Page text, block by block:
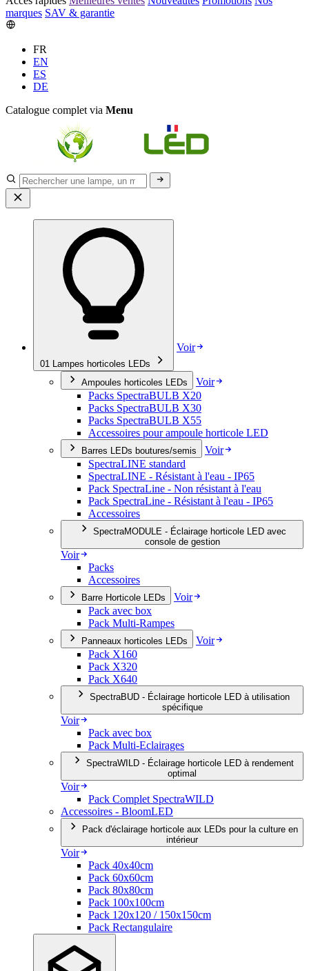
marques SAV & garantie
FR
EN
ES
DE
Catalogue complet via Menu
01 Lampes horticoles LEDs
Voir
Ampoules horticoles LEDs
Voir
Packs SpectraBULB X20
Packs SpectraBULB X30
Packs SpectraBULB X55
Accessoires pour ampoule horticole LED
Barres LEDs boutures/semis
Voir
SpectraLINE standard
SpectraLINE - Résistant à l'eau - IP65
Pack SpectraLine - Non résistant à l'eau
Pack SpectraLine - Résistant à l'eau - IP65
Accessoires
console de gestion
Voir
Packs
Accessoires
Barre Horticole LEDs
Voir
Pack avec box
Pack Multi-Rampes
Panneaux horticoles LEDs
Voir
Pack X160
Pack X320
Pack X640
spécifique
Voir
Pack avec box
Pack Multi-Eclairages
optimal
Voir
Pack Complet SpectraWILD
Accessoires - BloomLED
intérieur
Voir
Pack 40x40cm
Pack 60x60cm
Pack 80x80cm
Pack 100x100cm
Pack 120x120 / 150x150cm
Pack Rectangulaire